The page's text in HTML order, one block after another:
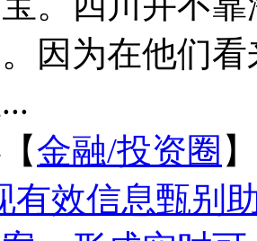
因为在他们
金融/投资圈 】